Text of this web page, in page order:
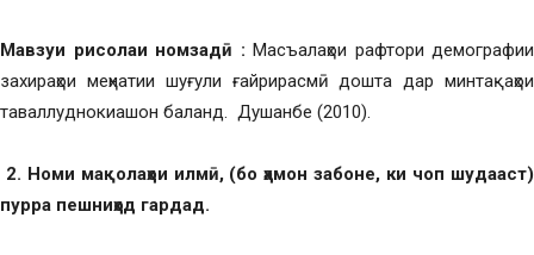
Мавзуи рисолаи номзадӣ : Масъалаҳои рафтори демографии
захираҳои меҳнатии шуғули ғайрирасмӣ дошта дар минтақаҳои
таваллуднокиашон баланд. Душанбе (2010).
2. Номи мақолаҳои илмӣ, (бо ҳамон забоне, ки чоп шудааст)
пурра пешниҳод гардад.